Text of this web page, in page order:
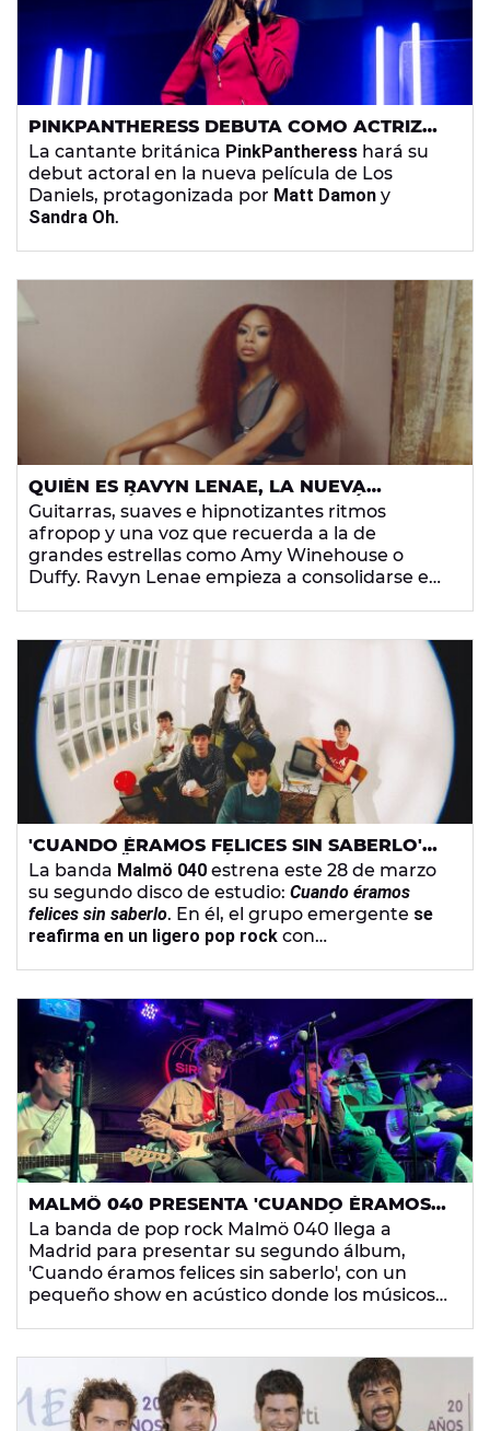
PINKPANTHERESS DEBUTA COMO ACTRIZ
CON LOS DIRECTORES DE 'TODO A LA VEZ
EN TODAS PARTES'
La cantante británica PinkPantheress hará su
debut actoral en la nueva película de Los
Daniels, protagonizada por Matt Damon y
Sandra Oh.
QUIÉN ES RAVYN LENAE, LA NUEVA
REVELACIÓN DEL POP ANGLOSAJÓN
Guitarras, suaves e hipnotizantes ritmos
afropop y una voz que recuerda a la de
grandes estrellas como Amy Winehouse o
Duffy. Ravyn Lenae empieza a consolidarse en
'CUANDO ÉRAMOS FELICES SIN SABERLO'
DE MALMÖ 040: UN ÁLBUM DE POP ROCK
LIGERO Y DISFRUTÓN
La banda Malmö 040 estrena este 28 de marzo
su segundo disco de estudio: Cuando éramos
felices sin saberlo. En él, el grupo emergente se
reafirma en un ligero pop rock con
MALMÖ 040 PRESENTA 'CUANDO ÉRAMOS
FELICES SIN SABERLO' CON UN ÍNTIMO
SHOW EN ACÚSTICO
La banda de pop rock Malmö 040 llega a
Madrid para presentar su segundo álbum,
'Cuando éramos felices sin saberlo', con un
pequeño show en acústico donde los músicos